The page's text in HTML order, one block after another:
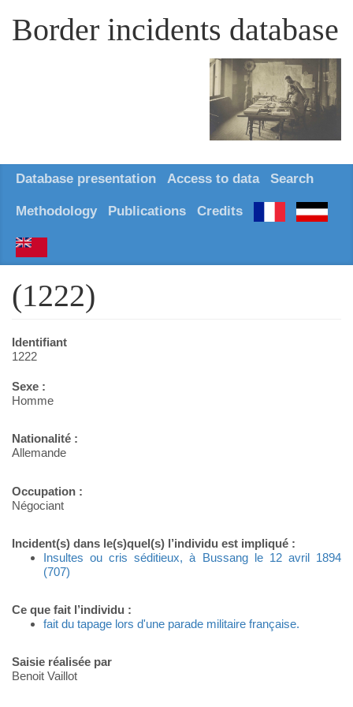
Border incidents database
Database presentation Access to data Search
Methodology Publications Credits
(1222)
Identifiant
1222
Sexe :
Homme
Nationalité :
Allemande
Occupation :
Négociant
Incident(s) dans le(s)quel(s) l’individu est impliqué :
Insultes ou cris séditieux, à Bussang le 12 avril 1894
(707)
Ce que fait l’individu :
fait du tapage lors d'une parade militaire française.
Saisie réalisée par
Benoit Vaillot